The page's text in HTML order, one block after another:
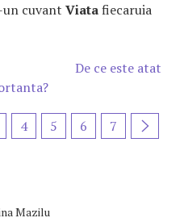
cuvant Viatafiecaruia
De ce este atat
4 5 6 7
Mazilu